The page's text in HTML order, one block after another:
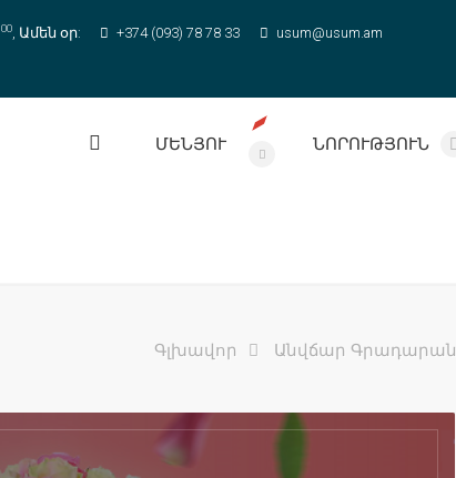
00, Ամեն օր: +374 (093) 78 78 33 usum@usum.am
ՄԵՆՅՈՒ ՆՈՐՈՒԹՅՈՒՆ
Գլխավոր Անվճար Գրադարան